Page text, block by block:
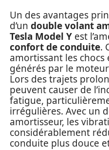
Un des avantages
d’un double volant
Tesla Model Y est
confort de conduite.
amortissant les
générés par le
Lors des trajets
peuvent causer de
fatigue,
irrégulières. Avec un
amortisseur, les
considérablement
conduite plus douce